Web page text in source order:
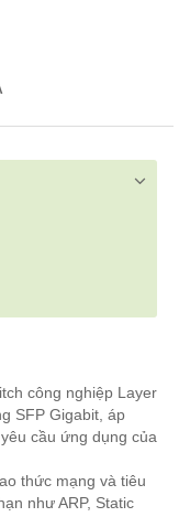
công nghiệp Layer
SFP Gigabit, áp
cầu ứng dụng của
thức mạng và tiêu
như ARP, Static